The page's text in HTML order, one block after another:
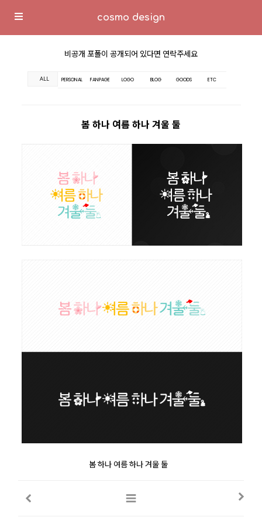
cosmo design
비공개 포폴이 공개되어 있다면 연락주세요
ALL PERSONAL FANPAGE LOGO BLOG GOODS ETC
봄 하나 여름 하나 겨울 둘
봄 하나 여름 하나 겨울 둘